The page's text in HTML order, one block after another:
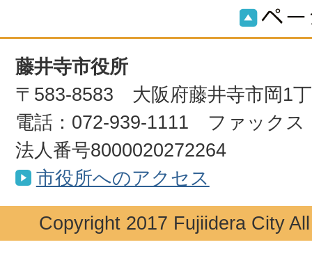
藤井寺市役所
〒583-8583 大阪府藤井寺市岡1
電話：072-939-1111 ファックス
法人番号8000020272264
市役所へのアクセス
Copyright 2017 Fujiidera City